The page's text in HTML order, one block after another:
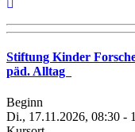
Stiftung Kinder
päd. Alltag
Beginn
Di., 17.11.2026, 08:30 -